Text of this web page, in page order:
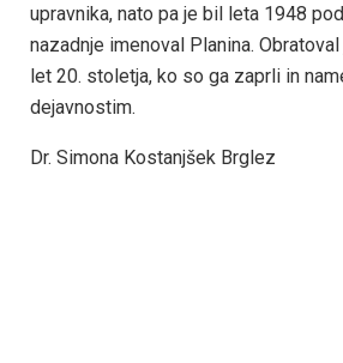
upravnika, nato pa je bil leta 1948
nazadnje imenoval Planina.
let 20. stoletja, ko so ga zaprli in
dejavnostim.
Dr. Simona Kostanjšek Brglez